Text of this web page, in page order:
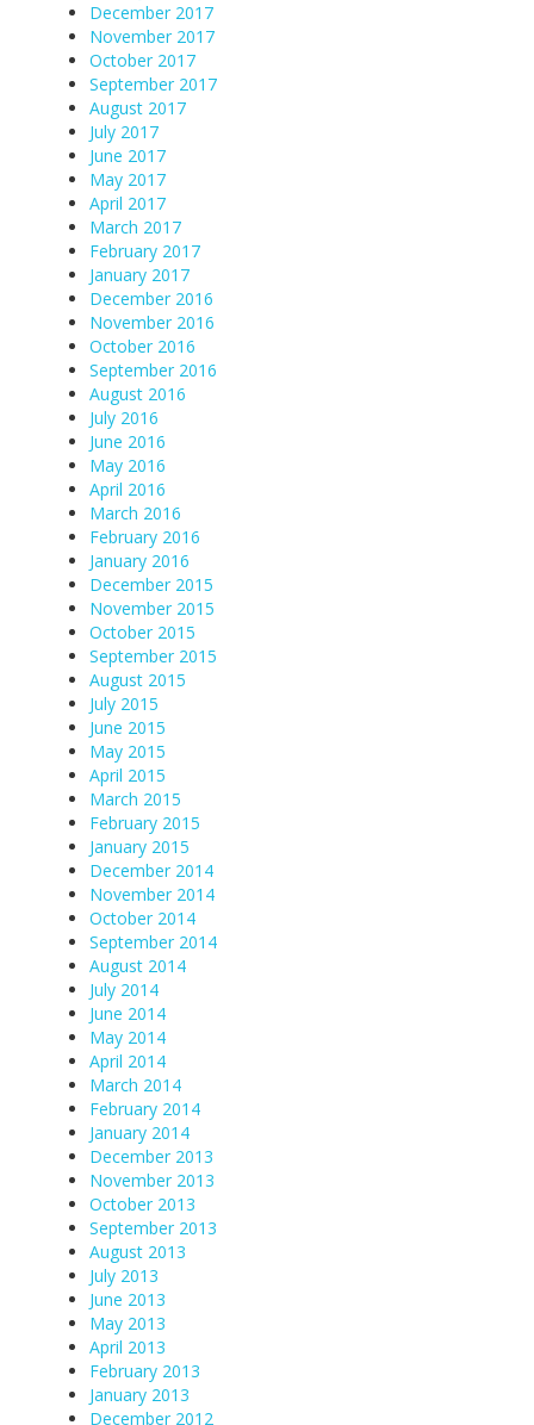
December 2017
November 2017
October 2017
September 2017
August 2017
July 2017
June 2017
May 2017
April 2017
March 2017
February 2017
January 2017
December 2016
November 2016
October 2016
September 2016
August 2016
July 2016
June 2016
May 2016
April 2016
March 2016
February 2016
January 2016
December 2015
November 2015
October 2015
September 2015
August 2015
July 2015
June 2015
May 2015
April 2015
March 2015
February 2015
January 2015
December 2014
November 2014
October 2014
September 2014
August 2014
July 2014
June 2014
May 2014
April 2014
March 2014
February 2014
January 2014
December 2013
November 2013
October 2013
September 2013
August 2013
July 2013
June 2013
May 2013
April 2013
February 2013
January 2013
December 2012